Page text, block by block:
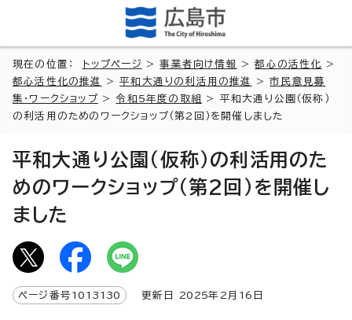
現在の位置： トップページ >事業者向け情報 >都心の活性化
>
都心活性化の推進
>平和大通りの利活用の推進 >市民意見募
集・ワークショップ >令和5年度の取組
> 平和大通り公園（仮称）
の利活用のためのワークショップ（第2回）を開催しました
平和大通り公園（仮称）の利活用のた
めのワークショップ（第2回）を開催し
ました
ページ番号 1013130 更新日 2025年2月 16 日